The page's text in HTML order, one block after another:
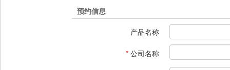
预约信息
产品名称
* 公司名称